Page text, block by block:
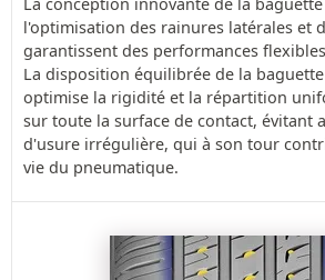
l'optimisation des rainures latérales et
garantissent des performances
La disposition équilibrée de la
optimise la rigidité et la répartition
sur toute la surface de contact, évitant
d'usure irrégulière, qui à son tour
vie du pneumatique.